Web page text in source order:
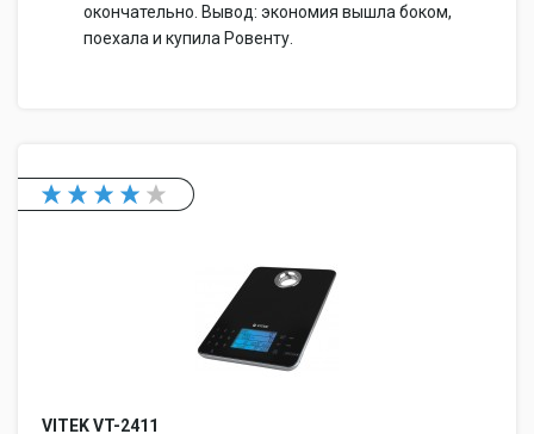
окончательно. Вывод: экономия вышла боком,
поехала и купила Ровенту.
VITEK VT-2411